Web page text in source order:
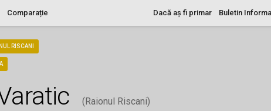
Buletin
Comparație Dacă aș fi primar
RISCANI
(Raionul Riscani)